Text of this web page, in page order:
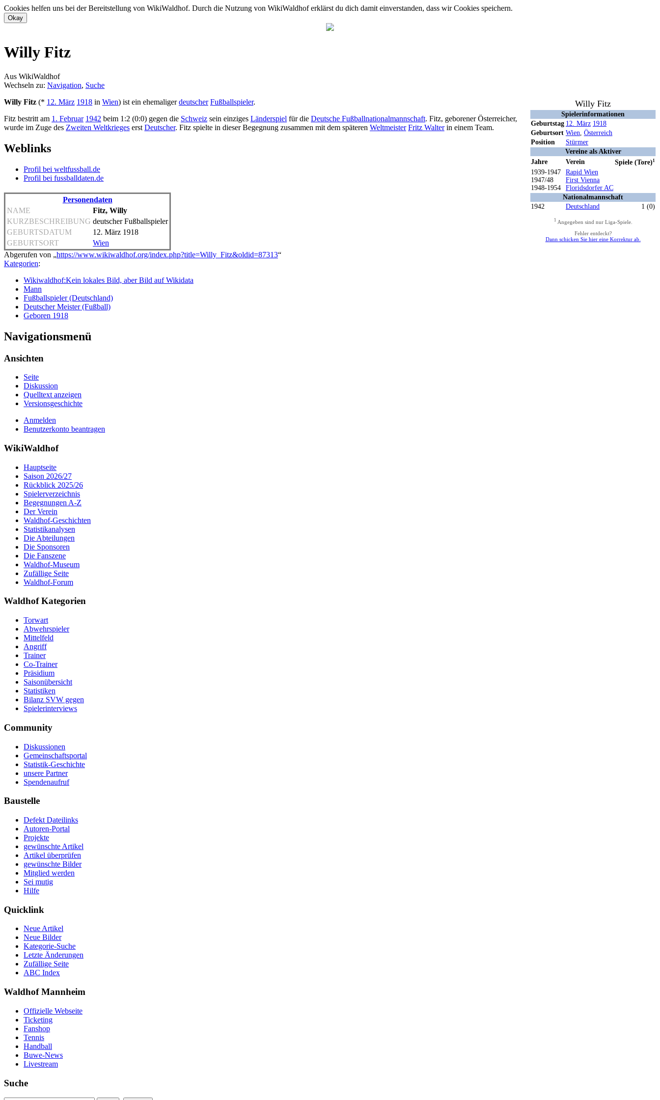
Cookies helfen uns bei der Bereitstellung von WikiWaldhof. Durch die Nutzung von WikiWaldhof erklärst du dich damit einverstanden, dass wir Cookies speichern.
Willy Fitz
Aus WikiWaldhof
Wechseln zu: Navigation, Suche
Willy Fitz
Spielerinformationen
Geburtstag 12. März 1918
Geburtsort Wien Österreich
Position
Stürmer
Vereine als Aktiver
Jahre
Verein Spiele (Tore)1
1939-1947
1947/48
1948-1954
Rapid Wien
First Vienna
Floridsdorfer AC
Nationalmannschaft
1942
Deutschland 1 (0)
1 Angegeben sind nur Liga-Spiele.
Fehler entdeckt?
Dann schicken Sie hier eine Korrektur ab.
Willy Fitz (* 12. März 1918 in Wien) ist ein ehemaligerdeutscher Fußballspieler.
Fitz bestritt am 1. Februar 1942 beim 1:2 (0:0) gegen die Schweiz sein einziges Länderspiel für die Deutsche Fußballnationalmannschaft. Fitz, geborener Österreicher,
wurde im Zuge des Zweiten Weltkrieges erst Deutscher. Fitz spielte in dieser Begegnung zusammen mit dem späteren Weltmeister Fritz Walterin einem Team.
Weblinks
Profil bei weltfussball.de
Profil bei fussballdaten.de
Personendaten
NAME
Fitz, Willy
KURZBESCHREIBUNG deutscher Fußballspieler
GEBURTSDATUM
12. März 1918
GEBURTSORT
Wien
Abgerufen von „https://www.wikiwaldhof.org/index.php?title=Willy_Fitz&oldid=87313“
Kategorien:
Wikiwaldhof:Kein lokales Bild, aber Bild auf Wikidata
Mann
Fußballspieler (Deutschland)
Deutscher Meister (Fußball)
Geboren 1918
Navigationsmenü
Ansichten
Seite
Diskussion
Quelltext anzeigen
Versionsgeschichte
Anmelden
Benutzerkonto beantragen
WikiWaldhof
Hauptseite
Saison 2026/27
Rückblick 2025/26
Spielerverzeichnis
Begegnungen A-Z
Der Verein
Waldhof-Geschichten
Statistikanalysen
Die Abteilungen
Die Sponsoren
Die Fanszene
Waldhof-Museum
Zufällige Seite
Waldhof-Forum
Waldhof Kategorien
Torwart
Abwehrspieler
Mittelfeld
Angriff
Trainer
Co-Trainer
Präsidium
Saisonübersicht
Statistiken
Bilanz SVW gegen
Spielerinterviews
Community
Diskussionen
Gemeinschaftsportal
Statistik-Geschichte
unsere Partner
Spendenaufruf
Baustelle
Defekt Dateilinks
Autoren-Portal
Projekte
gewünschte Artikel
Artikel überprüfen
gewünschte Bilder
Mitglied werden
Sei mutig
Hilfe
Quicklink
Neue Artikel
Neue Bilder
Kategorie-Suche
Letzte Änderungen
Zufällige Seite
ABC Index
Waldhof Mannheim
Offizielle Webseite
Ticketing
Fanshop
Tennis
Handball
Buwe-News
Livestream
Suche